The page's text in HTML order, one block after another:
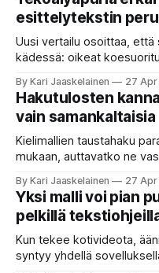
esittelytekstin
Uusi vertailu osoittaa,
kädessä: oikeat
etsimässä verkosta
askareita: täyttäisi
tai seulisi pitkän
valikoima, joka muistuttaa
Jokainen ”tekoälyagentti”
By Kari Jaaskelainen 27
Hakutulosten
vain samankaltaisia
Kielimallien taustahaku
mukaan, auttavatko ne
että kysyt työpaikan chat-
kokouspäiväkirjassa
selaa arkistoja ja poimii
etätyö tarkoittaa. Teksti
By Kari Jaaskelainen 27
Yksi malli voi pian
pelkillä
Kun tekee kotivideota,
syntyy yhdellä